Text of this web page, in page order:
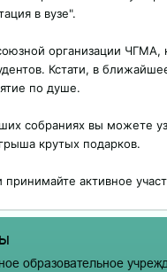
в вузе".
организации ЧГМА,
Кстати, в
по душе.
собраниях вы можете
крутых подарков.
активное
образовательное